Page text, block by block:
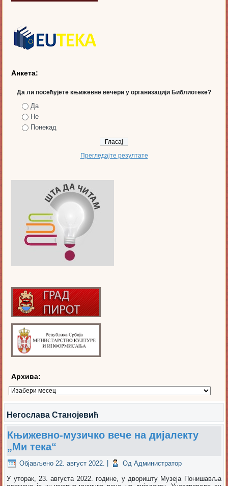
Анкета:
Да ли посећујете књижевне вечери у организацији Библиотеке?
Да
Не
Понекад
Прегледајте резултате
Архива:
Архива:
Негослава Станојевић
Књижевно-музичко вече на дијалекту
„Ми тека“
Објављено 22. август 2022. Од Администратор
У уторак, 23. августа 2022. године, у дворишту Музеја Понишавља